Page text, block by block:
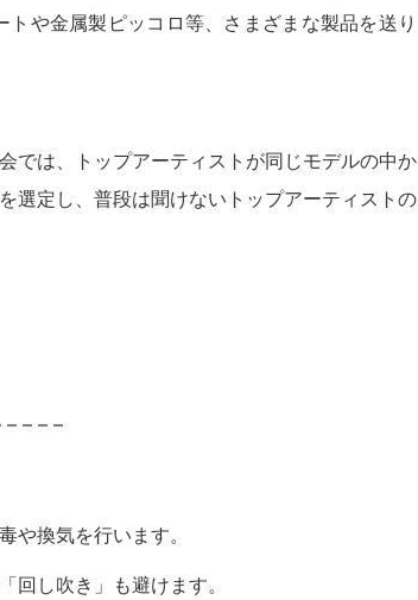
や金属製ピッコロ等、さまざまな製品を送り
では、トップアーティストが同じモデルの中か
選定し、普段は聞けないトップアーティストの
– – – –
や換気を行います。
回し吹き」も避けます。